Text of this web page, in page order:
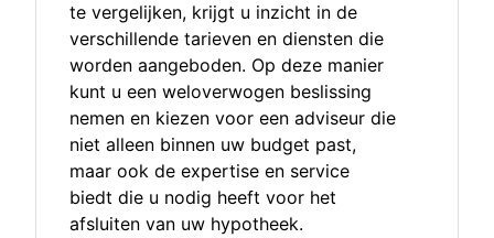
te vergelijken, krijgt u inzicht in de
verschillende tarieven en diensten die
worden aangeboden. Op deze manier
kunt u een weloverwogen beslissing
nemen en kiezen voor een adviseur die
niet alleen binnen uw budget past,
maar ook de expertise en service
biedt die u nodig heeft voor het
afsluiten van uw hypotheek.